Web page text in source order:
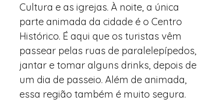
Cultura e as igrejas. À noite, a única
parte animada da cidade é o Centro
Histórico. É aqui que os turistas vêm
passear pelas ruas de paralelepípedos,
jantar e tomar alguns drinks, depois de
um dia de passeio. Além de animada,
essa região também é muito segura.